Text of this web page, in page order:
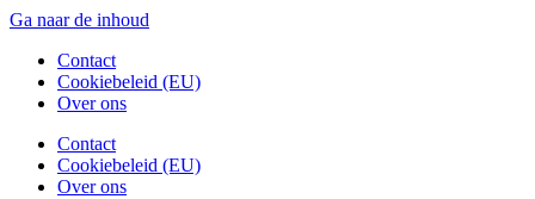
Ga naar de inhoud
Contact
Cookiebeleid (EU)
Over ons
Contact
Cookiebeleid (EU)
Over ons